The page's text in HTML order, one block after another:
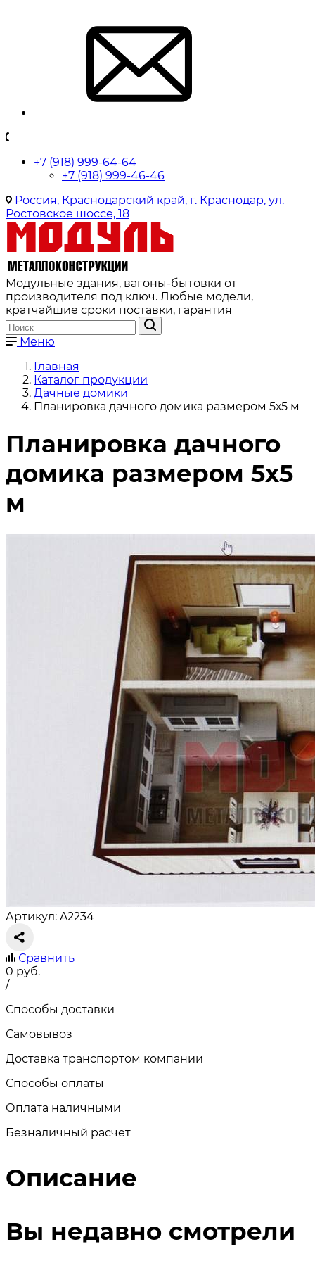
+7 (918) 999-64-64
+7 (918) 999-46-46
Россия, Краснодарский край, г. Краснодар, ул.
Ростовское шоссе, 18
Модульные здания, вагоны-бытовки от
производителя под ключ. Любые модели,
кратчайшие сроки поставки, гарантия
Меню
Главная
Каталог продукции
Дачные домики
Планировка дачного домика размером 5х5 м
Планировка дачного
домика размером 5х5
м
Артикул: A2234
Сравнить
0 руб.
/
Способы доставки
Самовывоз
Доставка транспортом компании
Способы оплаты
Оплата наличными
Безналичный расчет
Описание
Вы недавно смотрели